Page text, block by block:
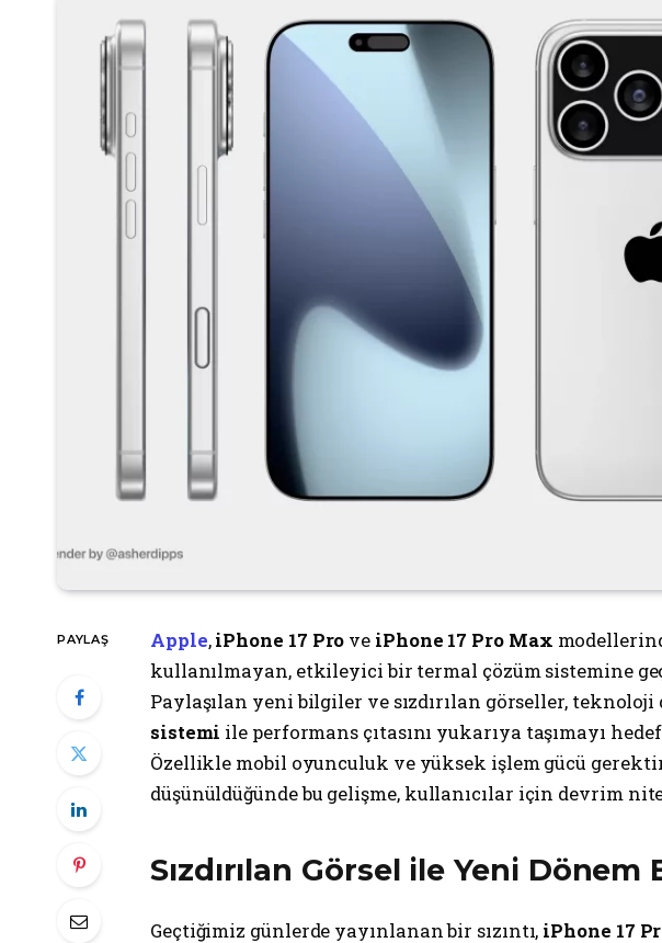
PAYLAŞ Apple,iPhone 17 Pro ve iPhone 17 Pro Max
kullanılmayan, etkileyici bir termal çözüm sistemine
Paylaşılan yeni bilgiler ve sızdırılan görseller,
sistemi ile performans çıtasını yukarıya taşımayı
Özellikle mobil oyunculuk ve yüksek işlem gücü
düşünüldüğünde bu gelişme, kullanıcılar için devrim
Sızdırılan Görsel ile Yeni Dönem
Geçtiğimiz günlerde yayınlanan bir sızıntı, iPhone 17